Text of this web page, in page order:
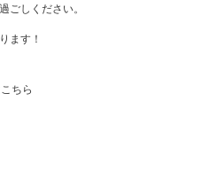
ごしください。
ます！
ちら